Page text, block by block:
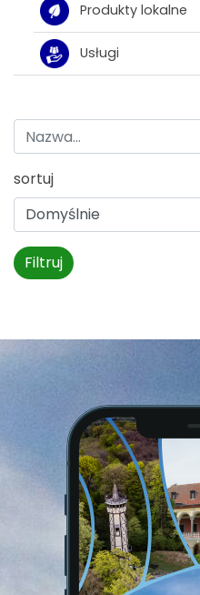
Produkty lokalne
Usługi
sortuj
Filtruj